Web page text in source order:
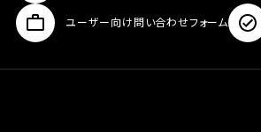
ユーザー向け問い合わせフォーム